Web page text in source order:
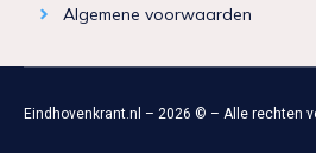
Algemene voorwaarden
Eindhovenkrant.nl – 2026 © – Alle rechten